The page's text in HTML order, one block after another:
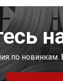
по новинкам.